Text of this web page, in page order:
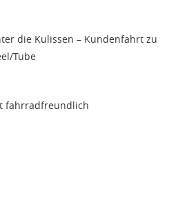
die Kulissen – Kundenfahrt zu
Tube
fahrradfreundlich